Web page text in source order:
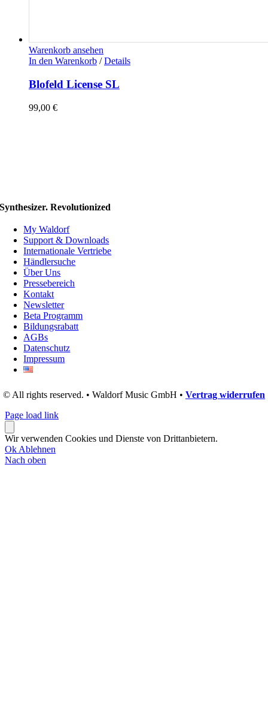
Warenkorb ansehen
In den Warenkorb / Details
Blofeld License SL
99,00 €
Synthesizer. Revolutionized
My Waldorf
Support & Downloads
Internationale Vertriebe
Händlersuche
Über Uns
Pressebereich
Kontakt
Newsletter
Beta Programm
Bildungsrabatt
AGBs
Datenschutz
Impressum
© All rights reserved. • Waldorf Music GmbH • Vertrag widerrufen
Page load link
Wir verwenden Cookies und Dienste von Drittanbietern.
Ok Ablehnen
Nach oben